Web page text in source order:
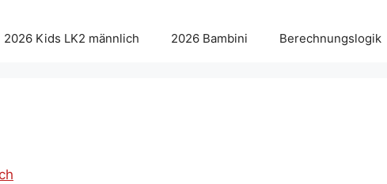
2026 Kids LK2 männlich 2026 Bambini Berechnungslogik